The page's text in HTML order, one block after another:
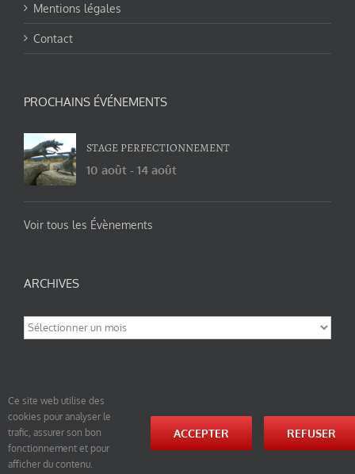
Mentions légales
Contact
PROCHAINS ÉVÉNEMENTS
STAGE PERFECTIONNEMENT
10 août - 14 août
Voir tous les Évènements
ARCHIVES
Archives
© tao-yin.co © TAO-YIN.fr Georges Charles, Hormis les pages https://tao-yin.fr/georges-charles/
et https://tao-yin.fr/san-yiquan-le-poing-des-trois-harmonies/ sous licence Creative Commons
Paternité-Partage des Conditions Initiales à l’Identique 3.0 Unported (photos de ces pages non
Ce site web utilise des
cookies pour analyser le
trafic, assurer son bon
fonctionnement et pour
afficher du contenu.
ACCEPTER REFUSER